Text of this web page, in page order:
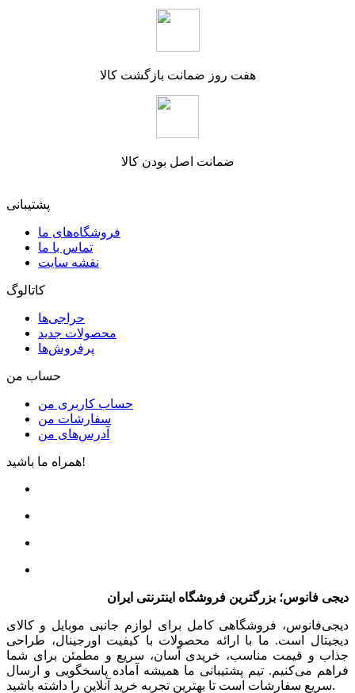
هفت روز ضمانت بازگشت کالا
ضمانت اصل بودن کالا
پشتیبانی
فروشگاه‌های ما
تماس با ما
نقشه سایت
کاتالوگ
حراجی‌ها
محصولات جدید
پرفروش‌ها
حساب من
حساب کاربری من
سفارشات من
آدرس‌های من
همراه ما باشید!
دیجی فانوس؛ بزرگترین فروشگاه اینترنتی ایران
دیجی‌فانوس، فروشگاهی کامل برای لوازم جانبی موبایل و کالای
دیجیتال است. ما با ارائه محصولات با کیفیت اورجینال، طراحی
جذاب و قیمت مناسب، خریدی آسان، سریع و مطمئن برای شما
فراهم می‌کنیم. تیم پشتیبانی ما همیشه آماده پاسخگویی و ارسال
سریع سفارشات است تا بهترین تجربه خرید آنلاین را داشته باشید.